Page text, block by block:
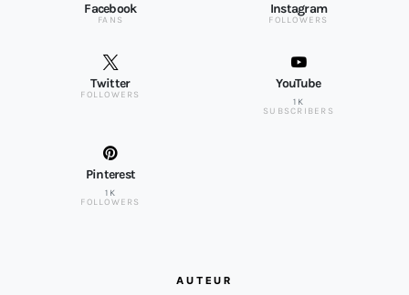
Facebook
FANS
Instagram
FOLLOWERS
Twitter
FOLLOWERS
YouTube
1K
SUBSCRIBERS
Pinterest
1K
FOLLOWERS
AUTEUR